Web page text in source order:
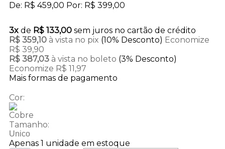
De: R$ 459,00 Por: R$ 399,00
3xde R$ 133,00 sem juros no cartão de crédito
R$ 359,10 à vista no pix (10% Desconto) Economize
R$ 39,90
R$ 387,03 à vista no boleto (3% Desconto)
Economize R$ 11,97
Mais formas de pagamento
Cor:
Cobre
Tamanho:
Unico
Apenas 1 unidade em estoque